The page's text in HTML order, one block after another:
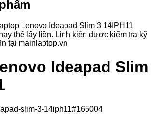
Lenovo Ideapad Slim 3 14IPH11
thế lấy liền. Linh kiện được kiểm tra kỹ
tại mainlaptop.vn
Ideapad Slim